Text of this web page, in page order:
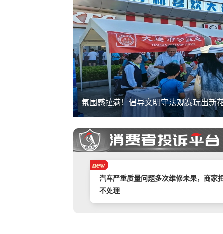
氛围感拉满！倡导文明守法观赛玩出新
携程旅游APP非因消费者原因主票已退
附属票不退费。
举报镇江豪利汽车销售服务有限公司拒
退款
汽车严重质量问题多次维修未果，商家
不处理
奇富借条（原360借条）暴力催收